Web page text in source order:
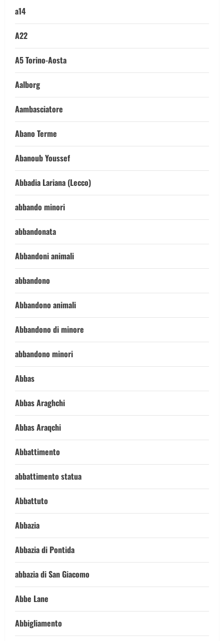
a14
A22
A5 Torino-Aosta
Aalborg
Aambasciatore
Abano Terme
Abanoub Youssef
Abbadia Lariana (Lecco)
abbando minori
abbandonata
Abbandoni animali
abbandono
Abbandono animali
Abbandono di minore
abbandono minori
Abbas
Abbas Araghchi
Abbas Araqchi
Abbattimento
abbattimento statua
Abbattuto
Abbazia
Abbazia di Pontida
abbazia di San Giacomo
Abbe Lane
Abbigliamento